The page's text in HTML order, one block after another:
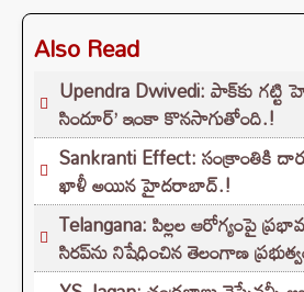
Also Read
Upendra Dwivedi: పాక్‌కు గట్టి
సిందూర్’ ఇంకా కొనసాగుతోంది.!
Sankranti Effect: సంక్రాంతికి
ఖాళీ అయిన హైదరాబాద్.!
Telangana: పిల్లల ఆరోగ్యంపై
సిరప్‌ను నిషేధించిన తెలంగాణ